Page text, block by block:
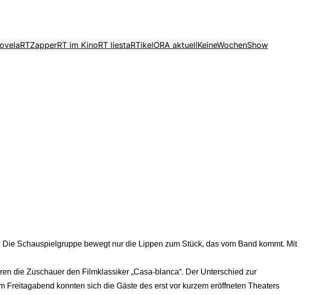
RTZapperRT im KinoRT liestaRTikelORA aktuellKeineWochenShow
Schauspielgruppe bewegt nur die Lippen zum Stück, das vom Band kommt. Mit
die Zuschauer den Filmklassiker „Casa-blanca“. Der Unterschied zur
konnten sich die Gäste des erst vor kurzem eröffneten Theaters